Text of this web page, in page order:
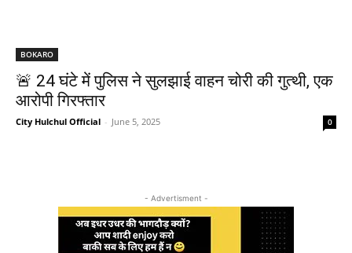
BOKARO
🚨 24 घंटे में पुलिस ने सुलझाई वाहन चोरी की गुत्थी, एक
आरोपी गिरफ्तार
City Hulchul Official - June 5, 2025 0
- Advertisment -